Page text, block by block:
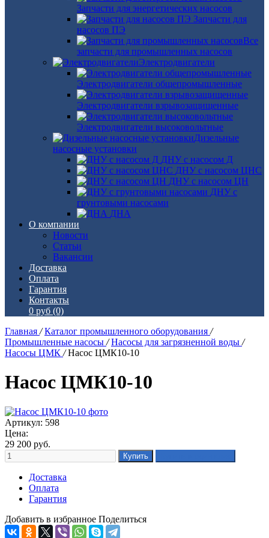
Запчасти для энергетических насосов
Запчасти для
насосов ПЭ
Все
запчасти для промышленных насосов
Электродвигатели
Электродвигатели общепромышленные
Электродвигатели взрывозащищенные
Электродвигатели высоковольтные
Дизельные
насосные установки
ДНУ с насосом Д
ДНУ с насосом ЦНС
ДНУ с насосом ЦН
ДНУ с
грунтовыми насосами
ДНА
О компании
Новости
Статьи
Вакансии
Доставка
Оплата
Гарантия
Контакты
0 руб (0)
Главная / Каталог промышленного оборудования /
Промышленные насосы / Насосы для загрязненной воды /
Насосы ЦМК / Насос ЦМК10-10
Насос ЦМК10-10
Артикул: 598
Цена:
29 200 руб.
Доставка
Оплата
Гарантия
Добавить в избранное Поделиться